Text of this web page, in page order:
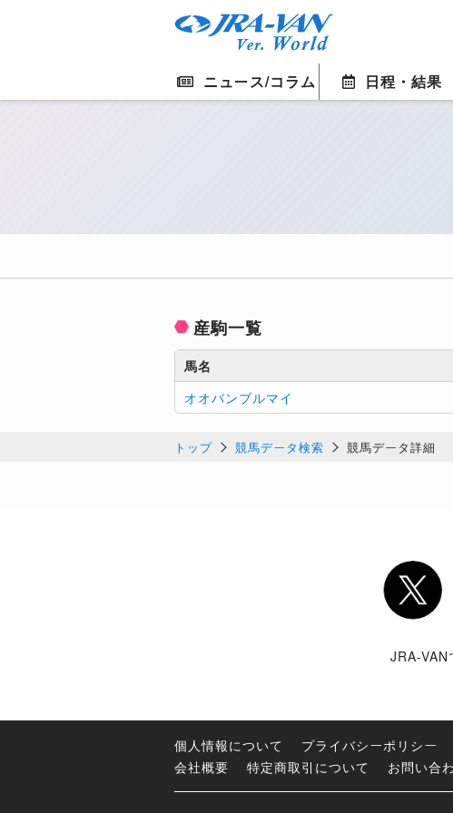
ニュース/コラム 日程・結果
産駒一覧
馬名
オオバンブルマイ
トップ 競馬データ検索 競馬データ詳細
Twitter
JRA-VAN
個人情報について プライバシーポリシー
会社概要
特定商取引について お問い合